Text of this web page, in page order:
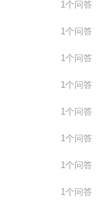
1个问答
1个问答
1个问答
1个问答
1个问答
1个问答
1个问答
1个问答